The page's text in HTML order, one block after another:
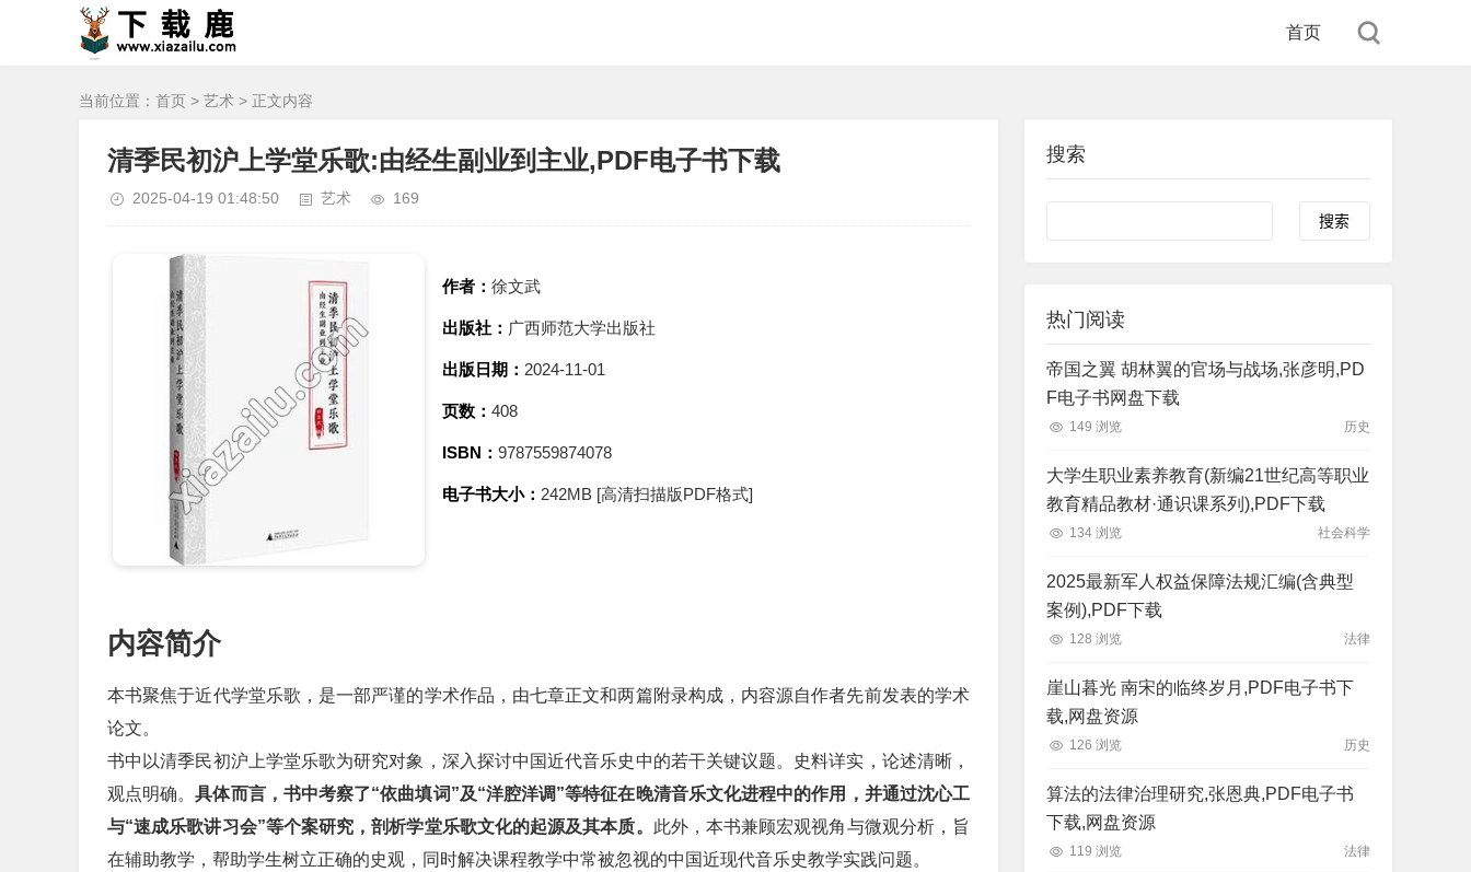
首页
当前位置： 首页 > 艺术 > 正文内容
清季民初沪上学堂乐歌:由经生副业到主业,PDF电子书下载
2025-04-19 01:48:50 艺术 169
作者： 徐文武
出版社： 广西师范大学出版社
出版日期： 2024-11-01
页数： 408
ISBN： 9787559874078
电子书大小： 242MB [高清扫描版PDF格式]
内容简介
本书聚焦于近代学堂乐歌，是一部严谨的学术作品，由七章正文和两篇附录构成，内容源自作者先前发表的学术
论文。
书中以清季民初沪上学堂乐歌为研究对象，深入探讨中国近代音乐史中的若干关键议题。史料详实，论述清晰，
观点明确。具体而言，书中考察了“依曲填词”及“洋腔洋调”等特征在晚清音乐文化进程中的作用，并通过沈心工
与“速成乐歌讲习会”等个案研究，剖析学堂乐歌文化的起源及其本质。 此外，本书兼顾宏观视角与微观分析，旨
在辅助教学，帮助学生树立正确的史观，同时解决课程教学中常被忽视的中国近现代音乐史教学实践问题。
搜索
Search
热门阅读
帝国之翼 胡林翼的官场与战场,张彦明,PD
F电子书网盘下载
149 浏览 历史
大学生职业素养教育(新编21世纪高等职业
教育精品教材·通识课系列),PDF下载
134 浏览 社会科学
2025最新军人权益保障法规汇编(含典型
案例),PDF下载
128 浏览 法律
崖山暮光 南宋的临终岁月,PDF电子书下
载,网盘资源
126 浏览 历史
算法的法律治理研究,张恩典,PDF电子书
下载,网盘资源
119 浏览 法律